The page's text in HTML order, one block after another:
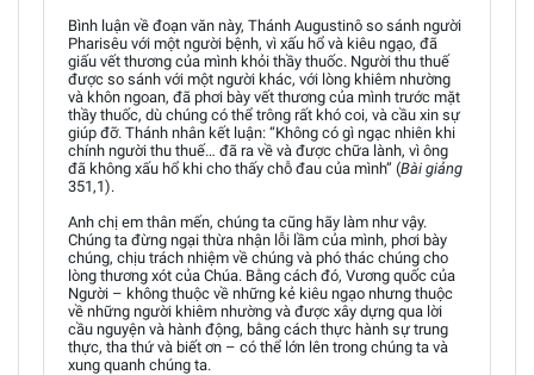
Bình luận về đoạn văn này, Thánh Augustinô so sánh người
Pharisêu với một người bệnh, vì xấu hổ và kiêu ngạo, đã
giấu vết thương của mình khỏi thầy thuốc. Người thu thuế
được so sánh với một người khác, với lòng khiêm nhường
và khôn ngoan, đã phơi bày vết thương của mình trước mặt
thầy thuốc, dù chúng có thể trông rất khó coi, và cầu xin sự
giúp đỡ. Thánh nhân kết luận: “Không có gì ngạc nhiên khi
chính người thu thuế… đã ra về và được chữa lành, vì ông
đã không xấu hổ khi cho thấy chỗ đau của mình” (Bài giảng
351,1).
Anh chị em thân mến, chúng ta cũng hãy làm như vậy.
Chúng ta đừng ngại thừa nhận lỗi lầm của mình, phơi bày
chúng, chịu trách nhiệm về chúng và phó thác chúng cho
lòng thương xót của Chúa. Bằng cách đó, Vương quốc của
Người – không thuộc về những kẻ kiêu ngạo nhưng thuộc
về những người khiêm nhường và được xây dựng qua lời
cầu nguyện và hành động, bằng cách thực hành sự trung
thực, tha thứ và biết ơn – có thể lớn lên trong chúng ta và
xung quanh chúng ta.